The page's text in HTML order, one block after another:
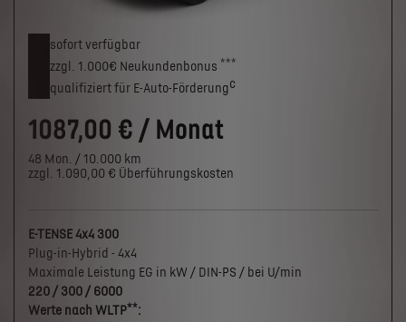
sofort verfügbar
zzgl. 1.000€ Neukunden­bonus ***
qualifiziert für E-Auto-Förderungc
1087,00 € / Monat
48 Mon. / 10.000 km
zzgl. 1.090,00 € Überführungskosten
E-TENSE 4x4 300
Plug-in-Hybrid - 4x4
Maximale Leistung EG in kW / DIN-PS / bei U/min
220 / 300 / 6000
Werte nach WLTP**: